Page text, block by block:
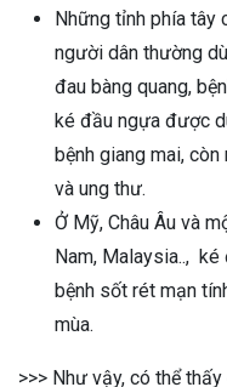
Những tỉnh phía tây
người dân thường
đau bàng quang,
ké đầu ngựa được
bệnh giang mai,
và ung thư.
Ở Mỹ, Châu Âu và
Nam, Malaysia..,
bệnh sốt rét mạn
mùa.
>>> Như vậy, có thể